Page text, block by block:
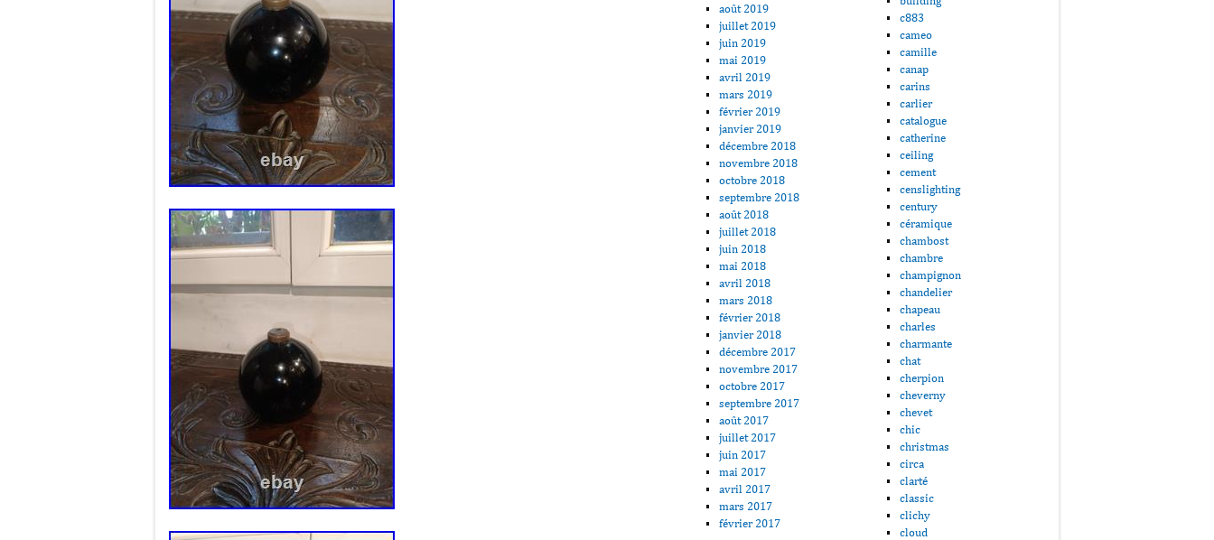
août 2019
juillet 2019
juin 2019
mai 2019
avril 2019
mars 2019
février 2019
janvier 2019
décembre 2018
novembre 2018
octobre 2018
septembre 2018
août 2018
juillet 2018
juin 2018
mai 2018
avril 2018
mars 2018
février 2018
janvier 2018
décembre 2017
novembre 2017
octobre 2017
septembre 2017
août 2017
juillet 2017
juin 2017
mai 2017
avril 2017
mars 2017
février 2017
c883
cameo
camille
canap
carins
carlier
catalogue
catherine
ceiling
cement
censlighting
century
céramique
chambost
chambre
champignon
chandelier
chapeau
charles
charmante
chat
cherpion
cheverny
chevet
chic
christmas
circa
clarté
classic
clichy
cloud